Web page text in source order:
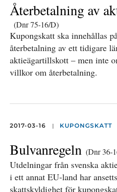
Återbetalning av
(Dnr 75-16/D)
Kupongskatt ska innehållas
återbetalning av ett tidigare
aktieägartillskott – men inte
villkor om återbetalning.
2017-03-16 | KUPONGSKATT
Bulvanregeln (Dnr 36-
Utdelningar från svenska
i ett annat EU-land har
skattskyldighet för